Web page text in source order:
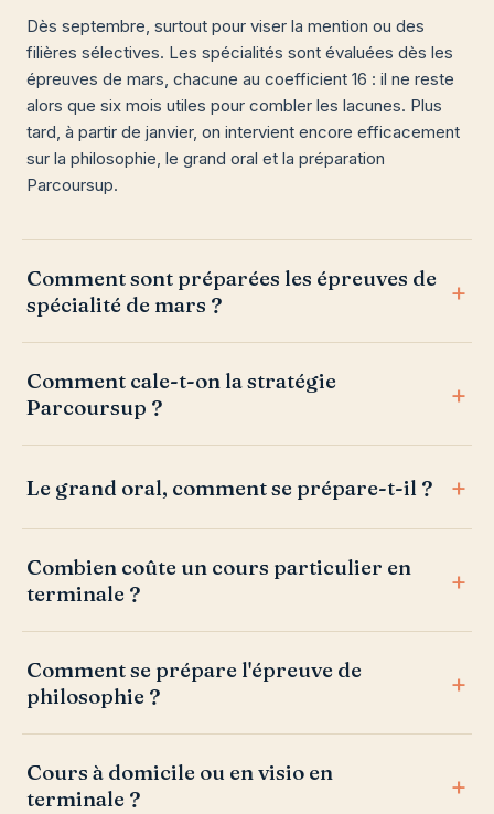
Dès septembre, surtout pour viser la mention ou des
filières sélectives. Les spécialités sont évaluées dès les
épreuves de mars, chacune au coefficient 16 : il ne reste
alors que six mois utiles pour combler les lacunes. Plus
tard, à partir de janvier, on intervient encore efficacement
sur la philosophie, le grand oral et la préparation
Parcoursup.
Comment sont préparées les épreuves de
spécialité de mars ?
Comment cale-t-on la stratégie
Parcoursup ?
Le grand oral, comment se prépare-t-il ?
Combien coûte un cours particulier en
terminale ?
Comment se prépare l'épreuve de
philosophie ?
Cours à domicile ou en visio en
terminale ?